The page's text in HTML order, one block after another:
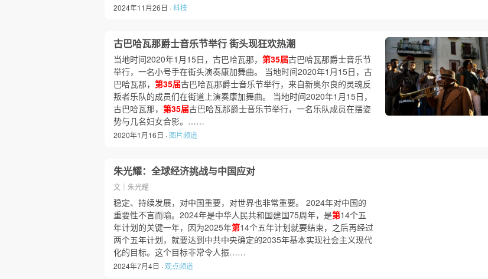
2024年11月26日 ·科技
古巴哈瓦那爵士音乐节举行 街头现狂欢热潮
当地时间2020年1月15日，古巴哈瓦那， 第35届古巴哈瓦那爵士音乐节
举行，一名小号手在街头演奏康加舞曲。 当地时间2020年1月15日，古
巴哈瓦那， 第35届古巴哈瓦那爵士音乐节举行，来自新奥尔良的灵魂反
叛者乐队的成员们在街道上演奏康加舞曲。 当地时间2020年1月15日，
古巴哈瓦那， 第35届古巴哈瓦那爵士音乐节举行，一名乐队成员在摆姿
势与几名妇女合影。……
2020年1月16日 · 图片频道
朱光耀：全球经济挑战与中国应对
文｜朱光耀
稳定、持续发展，对中国重要，对世界也非常重要。 2024年对中国的
重要性不言而喻。2024年是中华人民共和国建国75周年，是第14个五
年计划的关键一年，因为2025年第14个五年计划就要结束，之后再经过
两个五年计划，就要达到中共中央确定的2035年基本实现社会主义现代
化的目标。这个目标非常令人振……
2024年7月4日 ·观点频道